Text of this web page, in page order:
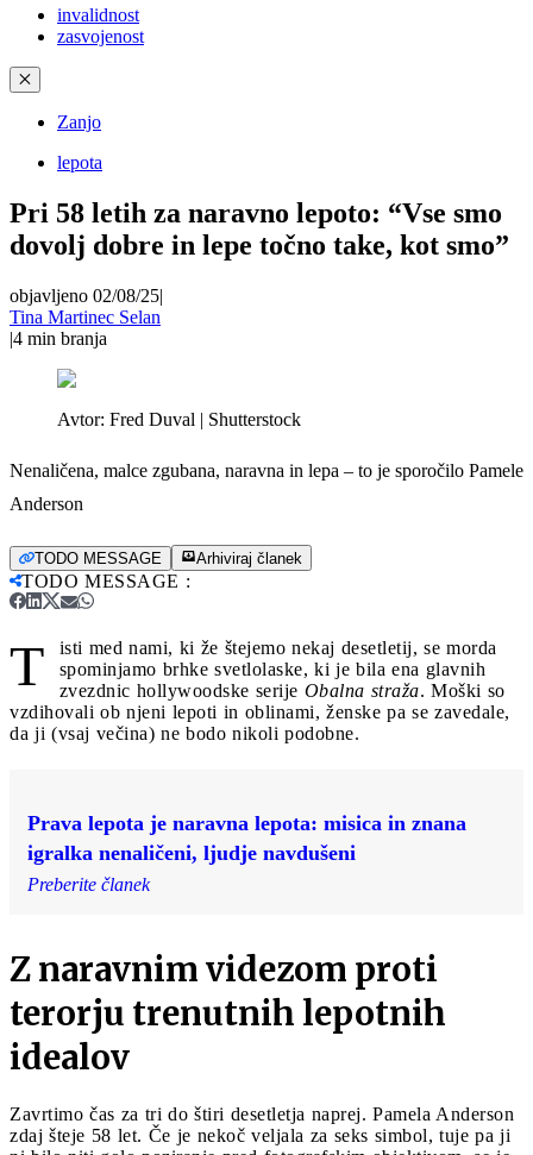
invalidnost
zasvojenost
✕
Zanjo
lepota
Pri 58 letih za naravno lepoto: “Vse smo
dovolj dobre in lepe točno take, kot smo”
objavljeno 02/08/25|
Tina Martinec Selan
|4 min branja
Avtor: Fred Duval | Shutterstock
Nenaličena, malce zgubana, naravna in lepa – to je sporočilo Pamele
Anderson
TODO MESSAGE Arhiviraj članek
TODO MESSAGE :
T
isti med nami, ki že štejemo nekaj desetletij, se morda
spominjamo brhke svetlolaske, ki je bila ena glavnih
zvezdnic hollywoodske serije Obalna straža. Moški so
vzdihovali ob njeni lepoti in oblinami, ženske pa se zavedale,
da ji (vsaj večina) ne bodo nikoli podobne.
Prava lepota je naravna lepota: misica in znana
igralka nenaličeni, ljudje navdušeni
Preberite članek
Z naravnim videzom proti
terorju trenutnih lepotnih
idealov
Zavrtimo čas za tri do štiri desetletja naprej. Pamela Anderson
zdaj šteje 58 let. Če je nekoč veljala za seks simbol, tuje pa ji